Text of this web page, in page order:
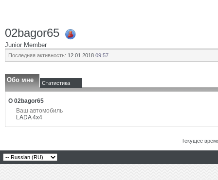
02bagor65
Junior Member
Последняя активность: 12.01.2018 09:57
Обо мне Статистика
О 02bagor65
Ваш автомобиль
LADA 4x4
Текущее